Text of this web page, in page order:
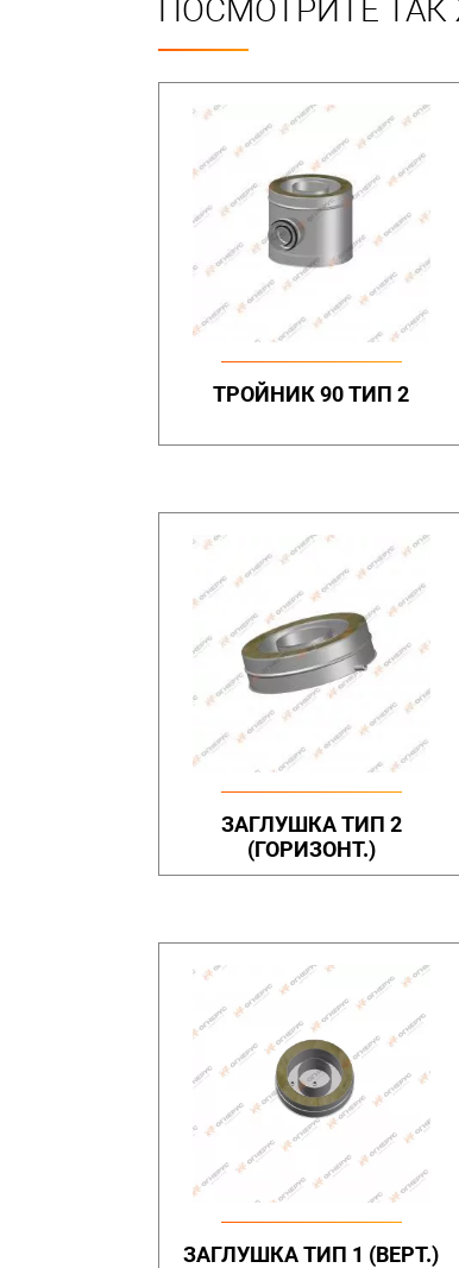
ПОСМОТРИТЕ ТАК
ТРОЙНИК 90 ТИП 2
ЗАГЛУШКА ТИП 2
(ГОРИЗОНТ.)
ЗАГЛУШКА ТИП 1 (ВЕРТ.)